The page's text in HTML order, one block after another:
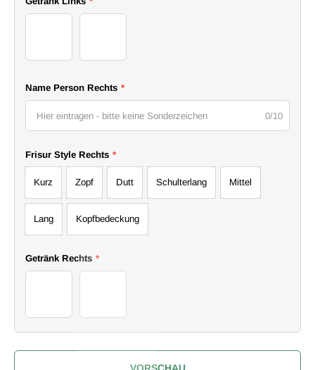
Name Person Rechts *
0/10
Frisur Style Rechts *
Kurz Zopf Dutt Schulterlang Mittel
Lang Kopfbedeckung
Getränk Rechts *
VORSCHAU